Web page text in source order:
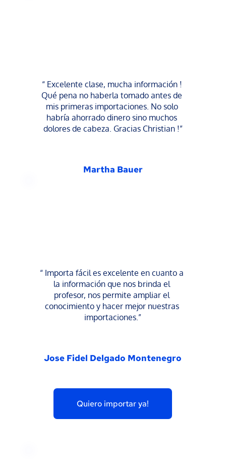
“ Excelente clase, mucha información !
Qué pena no haberla tomado antes de
mis primeras importaciones. No solo
habría ahorrado dinero sino muchos
dolores de cabeza. Gracias Christian !”
Martha Bauer
“ Importa fácil es excelente en cuanto a
la información que nos brinda el
profesor, nos permite ampliar el
conocimiento y hacer mejor nuestras
importaciones.”
Jose Fidel Delgado Montenegro
Quiero importar ya!